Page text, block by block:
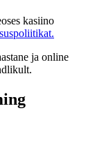
kasiino
ja online